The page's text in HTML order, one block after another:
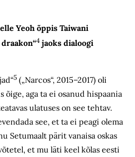
Yeoh õppis Taiwani
4 jaoks dialoogi
5 („Narcos“, 2015–2017) oli
õige, aga ta ei osanud hispaania
ulatuses on see tehtav.
see, et ta ei peagi olema
Setumaalt pärit vanaisa oskas
et mu läti keel kõlas eesti